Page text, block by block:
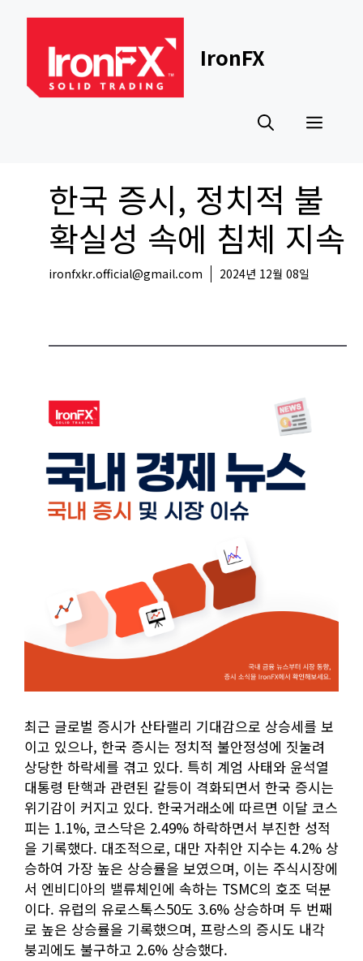
content
IronFX
한국 증시, 정치적 불
확실성 속에 침체 지속
ironfxkr.official@gmail.com 2024년 12월 08일
최근 글로벌 증시가 산타랠리 기대감으로 상승세를 보
이고 있으나, 한국 증시는 정치적 불안정성에 짓눌려
상당한 하락세를 겪고 있다. 특히 계엄 사태와 윤석열
대통령 탄핵과 관련된 갈등이 격화되면서 한국 증시는
위기감이 커지고 있다. 한국거래소에 따르면 이달 코스
피는 1.1%, 코스닥은 2.49% 하락하면서 부진한 성적
을 기록했다. 대조적으로, 대만 자취안 지수는 4.2% 상
승하여 가장 높은 상승률을 보였으며, 이는 주식시장에
서 엔비디아의 밸류체인에 속하는 TSMC의 호조 덕분
이다. 유럽의 유로스톡스50도 3.6% 상승하며 두 번째
로 높은 상승률을 기록했으며, 프랑스의 증시도 내각
붕괴에도 불구하고 2.6% 상승했다.